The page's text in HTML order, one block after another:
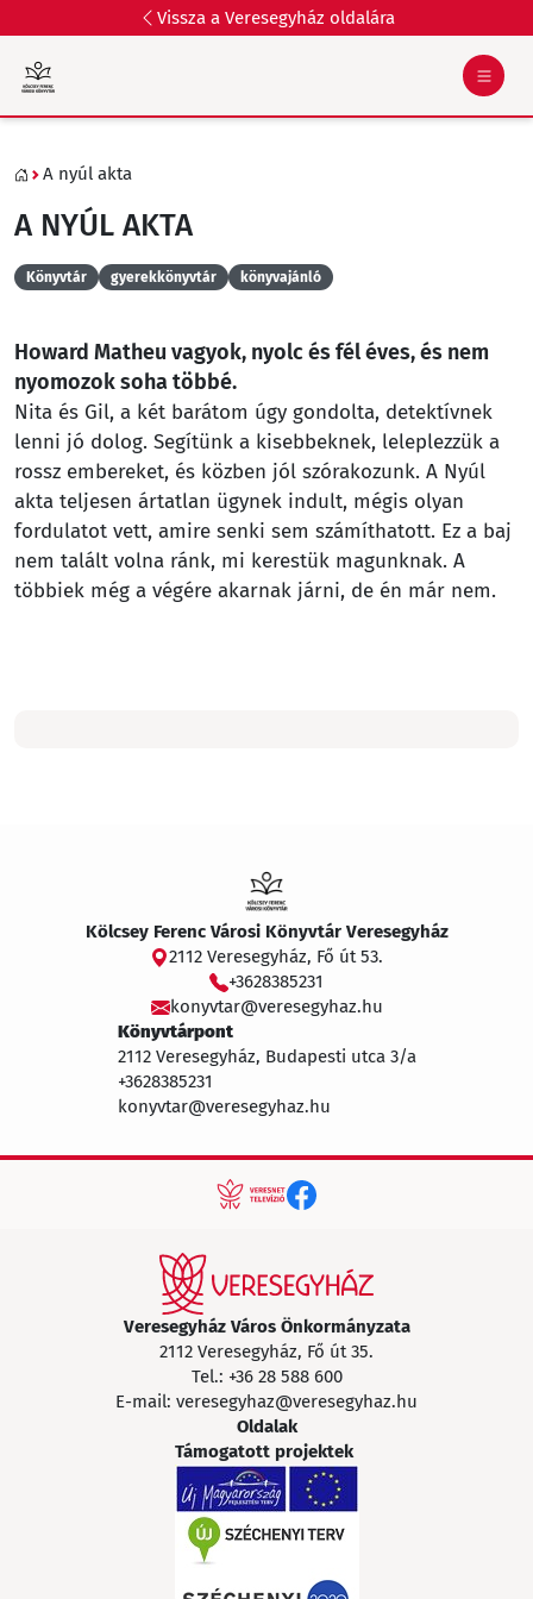
Vissza a Veresegyház oldalára
A nyúl akta
A NYÚL AKTA
Könyvtár gyerekkönyvtár könyvajánló
Howard Matheu vagyok, nyolc és fél éves, és nem
nyomozok soha többé.
Nita és Gil, a két barátom úgy gondolta, detektívnek
lenni jó dolog. Segítünk a kisebbeknek, leleplezzük a
rossz embereket, és közben jól szórakozunk. A Nyúl
akta teljesen ártatlan ügynek indult, mégis olyan
fordulatot vett, amire senki sem számíthatott. Ez a baj
nem talált volna ránk, mi kerestük magunknak. A
többiek még a végére akarnak járni, de én már nem.
Kölcsey Ferenc Városi Könyvtár Veresegyház
2112 Veresegyház, Fő út 53.
+3628385231
konyvtar@veresegyhaz.hu
Könyvtárpont
2112 Veresegyház, Budapesti utca 3/a
+3628385231
konyvtar@veresegyhaz.hu
Veresegyház Város Önkormányzata
2112 Veresegyház, Fő út 35.
Tel.: +36 28 588 600
E-mail: veresegyhaz@veresegyhaz.hu
Oldalak
Támogatott projektek